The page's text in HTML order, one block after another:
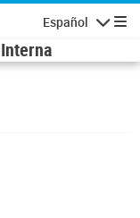
Español